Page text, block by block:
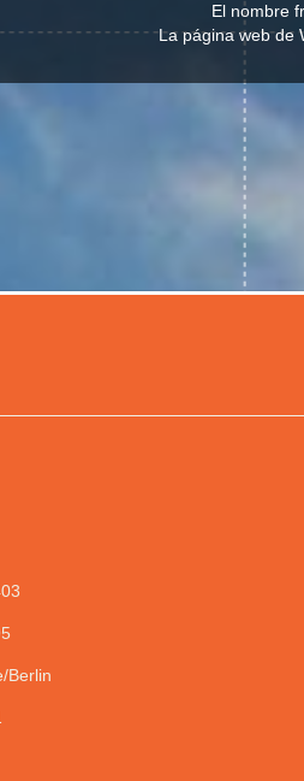
Berlin
El nombre
La página web de